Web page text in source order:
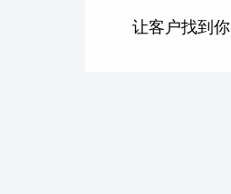
让客户找到你